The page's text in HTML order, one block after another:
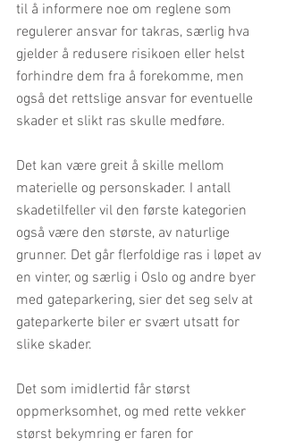
til å informere noe om reglene som
regulerer ansvar for takras, særlig hva
gjelder å redusere risikoen eller helst
forhindre dem fra å forekomme, men
også det rettslige ansvar for eventuelle
skader et slikt ras skulle medføre.
Det kan være greit å skille mellom
materielle og personskader. I antall
skadetilfeller vil den første kategorien
også være den største, av naturlige
grunner. Det går flerfoldige ras i løpet av
en vinter, og særlig i Oslo og andre byer
med gateparkering, sier det seg selv at
gateparkerte biler er svært utsatt for
slike skader.
Det som imidlertid får størst
oppmerksomhet, og med rette vekker
størst bekymring er faren for